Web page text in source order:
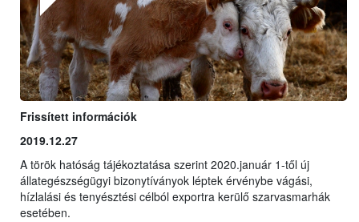
Frissített információk
2019.12.27
A török hatóság tájékoztatása szerint 2020.január 1-től új
állategészségügyi bizonytíványok léptek érvénybe vágási,
hízlalási és tenyésztési célból exportra kerülő szarvasmarhák
esetében.